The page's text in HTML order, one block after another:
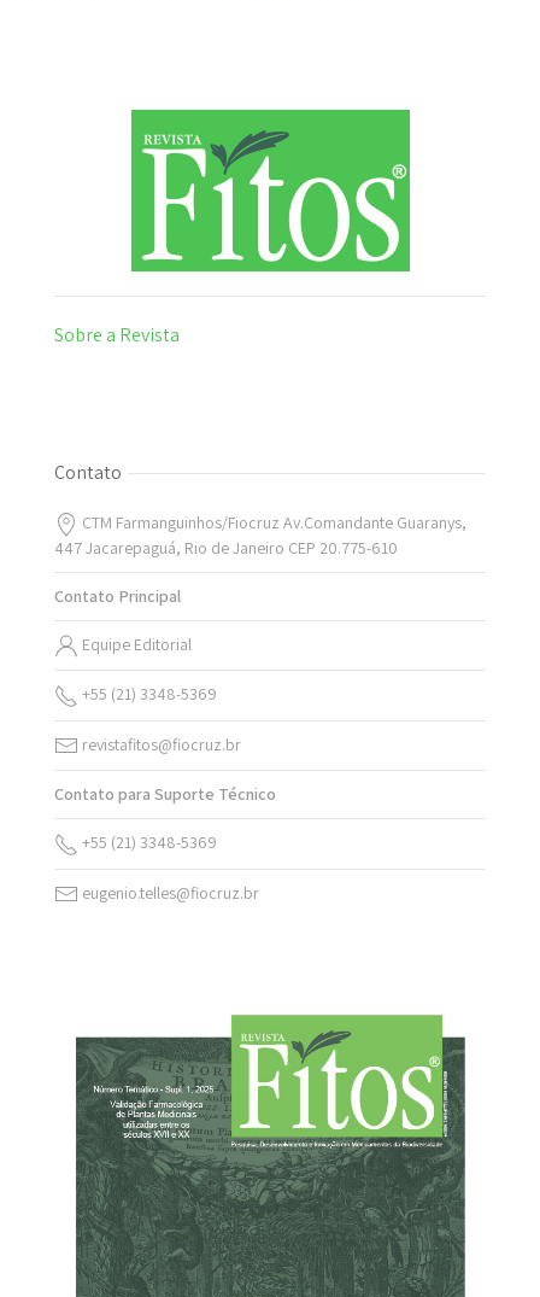
Sobre a Revista
Contato
CTM Farmanguinhos/Fiocruz Av.Comandante Guaranys,
447 Jacarepaguá, Rio de Janeiro CEP 20.775-610
Contato Principal
Equipe Editorial
+55 (21) 3348-5369
revistafitos@fiocruz.br
Contato para Suporte Técnico
+55 (21) 3348-5369
eugenio.telles@fiocruz.br